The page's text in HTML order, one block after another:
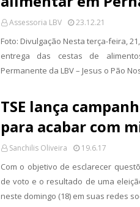
Assessoria LBV 23.12.21
Foto: Divulgação Nesta terça-feira,
entrega das cestas de
Permanente da LBV – Jesus o Pão
TSE lança
para acabar com
Sanchilis Oliveira 19.6.17
Com o objetivo de esclarecer
de voto e o resultado de uma
neste domingo (18) em suas redes